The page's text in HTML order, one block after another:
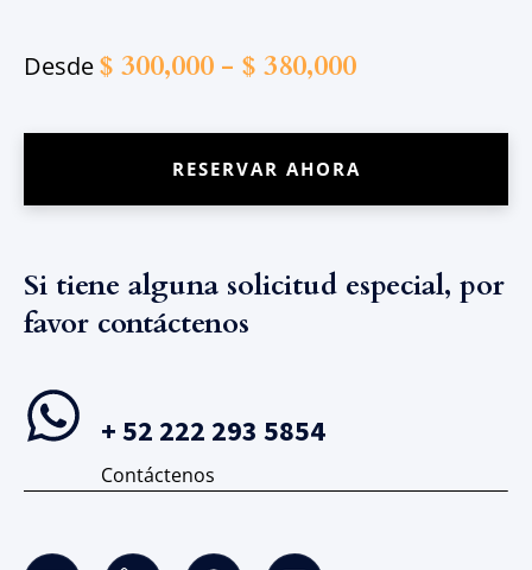
Desde$ 300,000 - $ 380,000
RESERVAR AHORA
Si tiene alguna solicitud especial, por
favor contáctenos
+ 52 222 293 5854
Contáctenos